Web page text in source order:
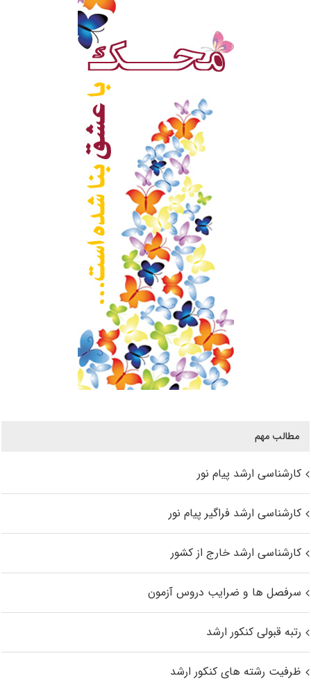
مطالب مهم
کارشناسی ارشد پیام نور
کارشناسی ارشد فراگیر پیام نور
کارشناسی ارشد خارج از کشور
سرفصل ها و ضرایب دروس آزمون
رتبه قبولی کنکور ارشد
ظرفیت رشته های کنکور ارشد